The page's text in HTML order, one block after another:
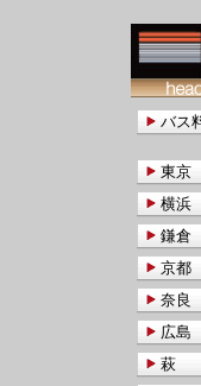
バス
東京
横浜
鎌倉
京都
奈良
広島
萩